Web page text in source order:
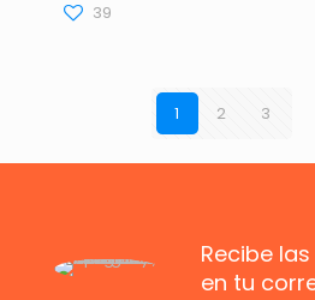
39
1 2 3
Recibe
en tu